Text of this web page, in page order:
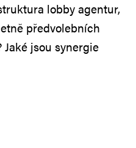
lobby agentur,
předvolebních
jsou synergie